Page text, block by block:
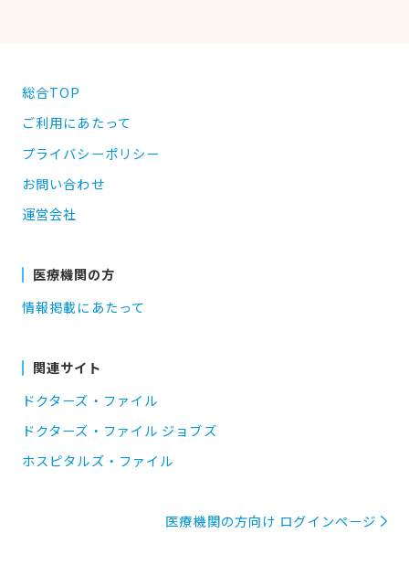
総合TOP
ご利用にあたって
プライバシーポリシー
お問い合わせ
運営会社
医療機関の方
情報掲載にあたって
関連サイト
ドクターズ・ファイル
ドクターズ・ファイル ジョブズ
ホスピタルズ・ファイル
医療機関の方向け ログインページ